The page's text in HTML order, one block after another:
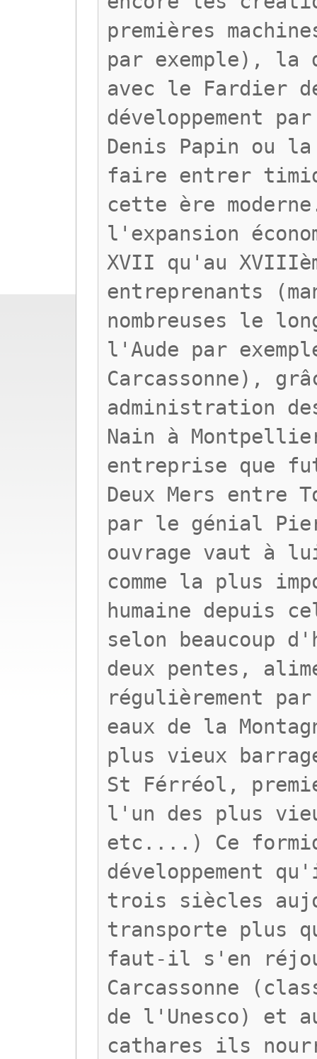
premières
par exemple), la
avec le Fardier
développement
Denis Papin ou
faire entrer
cette ère
l'expansion
XVII qu'au
entreprenants
nombreuses le
l'Aude par
Carcassonne),
administration
Nain à
entreprise que
Deux Mers entre
par le génial
ouvrage vaut à
comme la plus
humaine depuis
selon beaucoup
deux pentes,
régulièrement
eaux de la
plus vieux
St Férréol,
l'un des plus
etc....) Ce
développement
trois siècles
transporte plus
faut-il s'en
Carcassonne
de l'Unesco) et
cathares ils